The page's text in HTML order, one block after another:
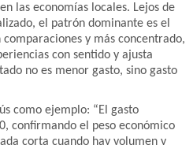
las economías locales. Lejos de
el patrón dominante es el
y más concentrado,
con sentido y ajusta
no es menor gasto, sino gasto
como ejemplo: “El gasto
confirmando el peso económico
corta cuando hay volumen y